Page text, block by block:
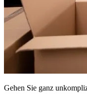
Gehen Sie ganz